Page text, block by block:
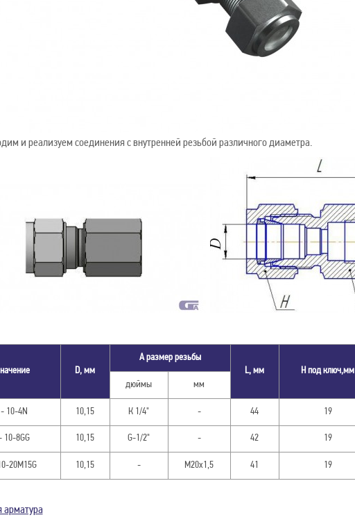
и реализуем соединения с внутренней резьбой различного диаметра.
D, мм
А размер резьбы
L, мм
H под ключ,мм
дюймы
мм
10-4N 10,15 К 1/4" - 44 19
10-8GG 10,15 G-1/2" - 42 19
20M15G 10,15 - М20х1,5 41 19
арматура